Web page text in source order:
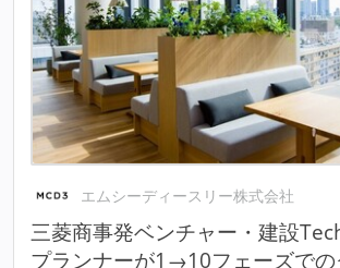
エムシーディースリー株式会社
三菱商事発ベンチャー・建設
プランナーが1→10フェーズでの